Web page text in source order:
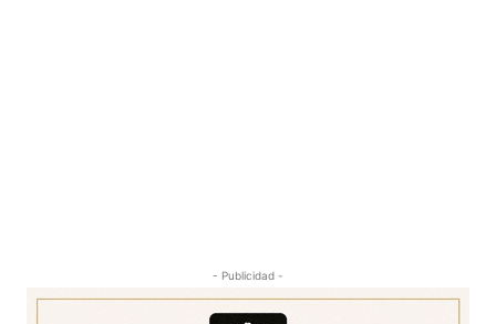
- Publicidad -